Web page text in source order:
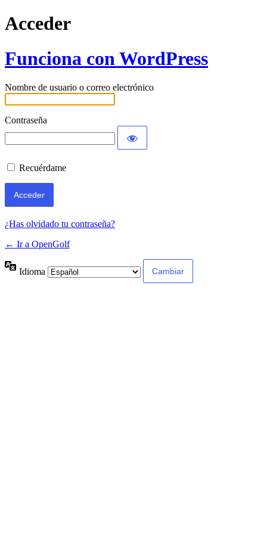
Acceder
Funciona con WordPress
Nombre de usuario o correo electrónico
Contraseña
Recuérdame
¿Has olvidado tu contraseña?
← Ir a OpenGolf
Idioma